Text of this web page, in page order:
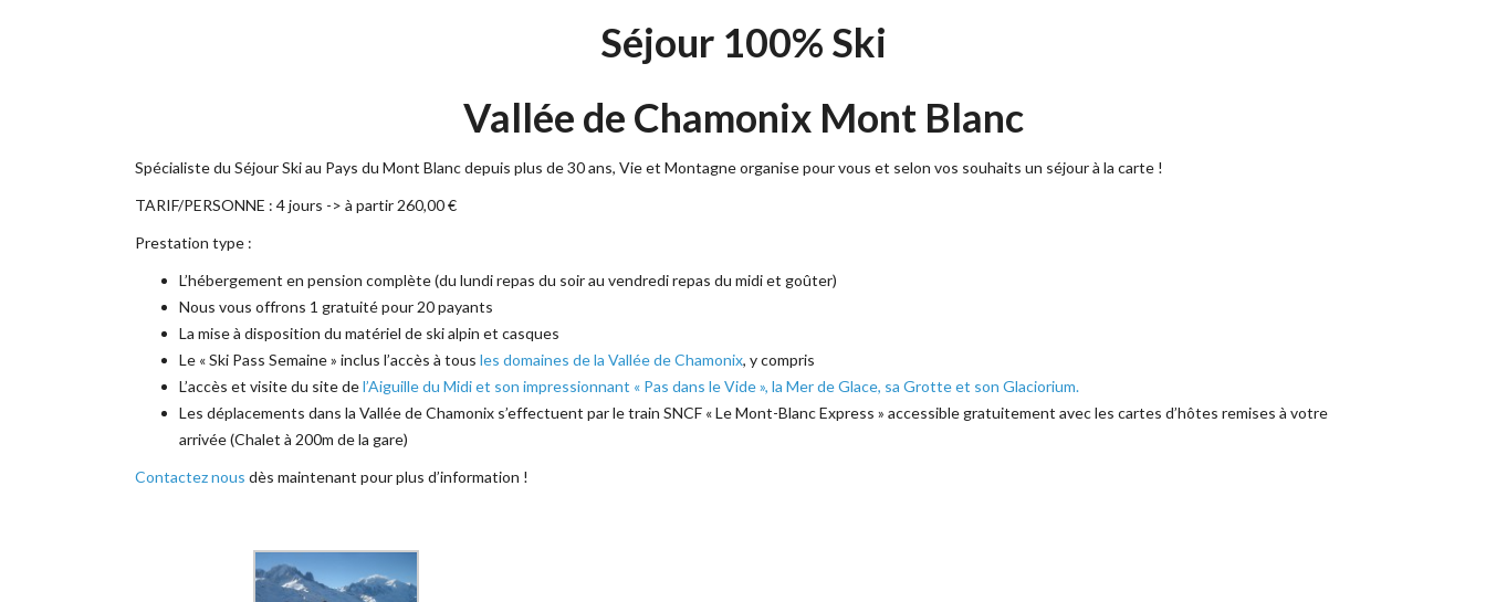
Séjour 100% Ski
Vallée de Chamonix Mont Blanc
Spécialiste du Séjour Ski au Pays du Mont Blanc depuis plus de 30 ans, Vie et Montagne organise pour vous et selon vos souhaits un séjour à la carte !
TARIF/PERSONNE : 4 jours -> à partir 260,00 €
Prestation type :
L’hébergement en pension complète (du lundi repas du soir au vendredi repas du midi et goûter)
Nous vous offrons 1 gratuité pour 20 payants
La mise à disposition du matériel de ski alpin et casques
Le « Ski Pass Semaine » inclus l’accès à tous les domaines de la Vallée de Chamonix, y compris
L’accès et visite du site del’Aiguille du Midi et son impressionnant « Pas dans le Vide », la Mer de Glace, sa Grotte et son Glaciorium.
Les déplacements dans la Vallée de Chamonix s’effectuent par le train SNCF « Le Mont-Blanc Express » accessible gratuitement avec les cartes d’hôtes remises à votre
arrivée (Chalet à 200m de la gare)
Contactez nous dès maintenant pour plus d’information !